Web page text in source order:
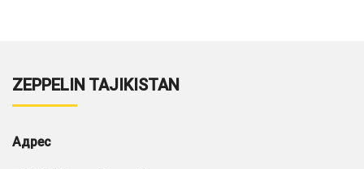
ZEPPELIN TAJIKISTAN
Адрес